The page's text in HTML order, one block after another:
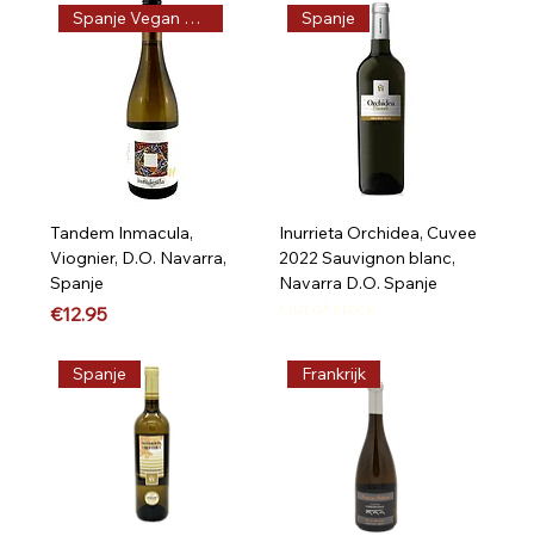
Spanje Vegan & Biologisch
Tandem Inmacula,
Viognier, D.O. Navarra,
Spanje
Price
€12.95
Spanje
Inurrieta Orchidea, Cuvee
2022 Sauvignon blanc,
Navarra D.O. Spanje
Spanje Frankrijk